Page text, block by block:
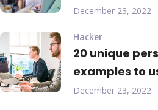
December 23, 2022
Hacker
20 unique
examples to
December 23, 2022